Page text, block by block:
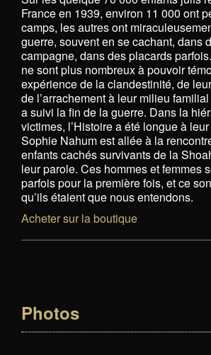
France en 1939, environ 11 000 ont
camps, les autres ont
guerre, souvent en se cachant, dans
campagne, dans des placards
ne sont plus nombreux à pouvoir
expérience de la clandestinité, de
de l’arrachement à leur milieu
a suivi la fin de la guerre. Dans la
victimes, l’Histoire a été longue à
Sophie Nahum est allée à la
enfants cachés survivants de la
leur parole. Ces hommes et femmes
parfois pour la première fois, et ce
qu’ils étaient que nous entendons.
Acheter sur la boutique
Photos